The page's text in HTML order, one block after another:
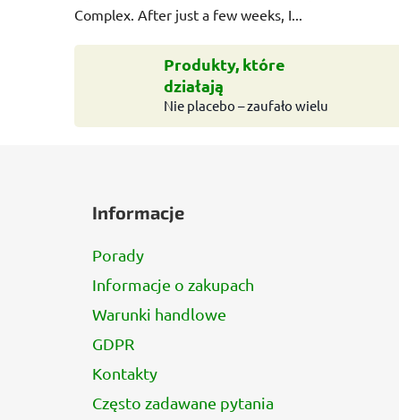
Complex. After just a few weeks, I...
Produkty, które
działają
Nie placebo – zaufało wielu
Informacje
Porady
Informacje o zakupach
Warunki handlowe
GDPR
Kontakty
Często zadawane pytania